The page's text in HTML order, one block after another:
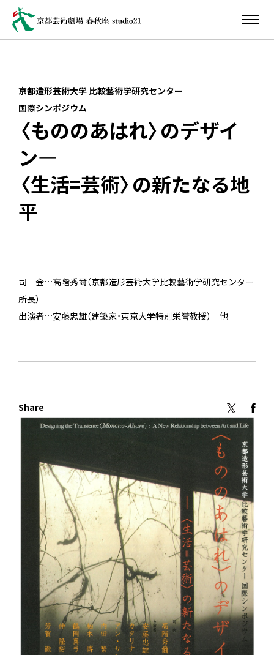
京都造形芸術大学 比較藝術学研究センター
国際シンポジウム
〈もののあはれ〉のデザイ
ン―
〈生活=芸術〉の新たなる地
平
司 会…高階秀爾（京都造形芸術大学比較藝術学研究センター
所長）
出演者…安藤忠雄（建築家・東京大学特別栄誉教授） 他
Share